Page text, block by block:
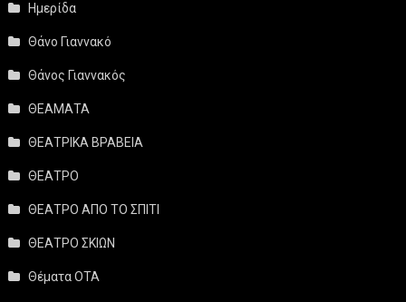
Ημερίδα
Θάνο Γιαννακό
Θάνος Γιαννακός
ΘΕΑΜΑΤΑ
ΘΕΑΤΡΙΚΑ ΒΡΑΒΕΙΑ
ΘΕΑΤΡΟ
ΘΕΑΤΡΟ ΑΠΟ ΤΟ ΣΠΙΤΙ
ΘΕΑΤΡΟ ΣΚΙΩΝ
Θέματα ΟΤΑ